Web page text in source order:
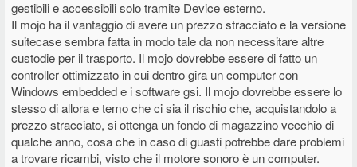
gestibili e accessibili solo tramite Device esterno.
Il mojo ha il vantaggio di avere un prezzo stracciato e la versione
suitecase sembra fatta in modo tale da non necessitare altre
custodie per il trasporto. Il mojo dovrebbe essere di fatto un
controller ottimizzato in cui dentro gira un computer con
Windows embedded e i software gsi. Il mojo dovrebbe essere lo
stesso di allora e temo che ci sia il rischio che, acquistandolo a
prezzo stracciato, si ottenga un fondo di magazzino vecchio di
qualche anno, cosa che in caso di guasti potrebbe dare problemi
a trovare ricambi, visto che il motore sonoro è un computer.